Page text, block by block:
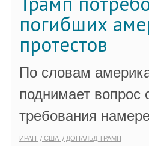
погибших
протестов
По словам
поднимает вопрос
требования
ИРАН США ДОНАЛЬД ТРАМП